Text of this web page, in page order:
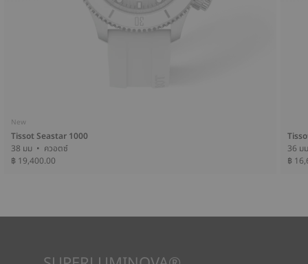
New
Tissot Seastar 1000
38 มม • ควอตซ์
฿ 19,400.00
฿